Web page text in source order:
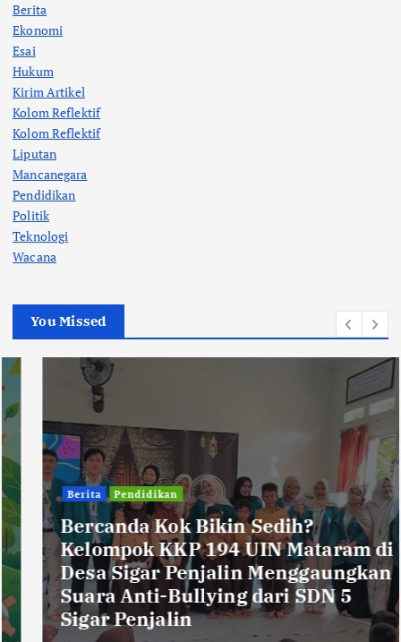
Berita
Ekonomi
Esai
Hukum
Kirim Artikel
Kolom Reflektif
Kolom Reflektif
Liputan
Mancanegara
Pendidikan
Politik
Teknologi
Wacana
You Missed
Berita Pendidikan
Bercanda Kok Bikin Sedih?
Kelompok KKP 194 UIN Mataram di
Desa Sigar Penjalin Menggaungkan
Suara Anti-Bullying dari SDN 5
Sigar Penjalin